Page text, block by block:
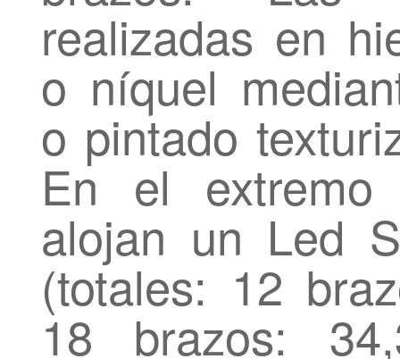
realizadas en
o níquel
o pintado
En el
alojan un Led
(totales: 12
18 brazos: